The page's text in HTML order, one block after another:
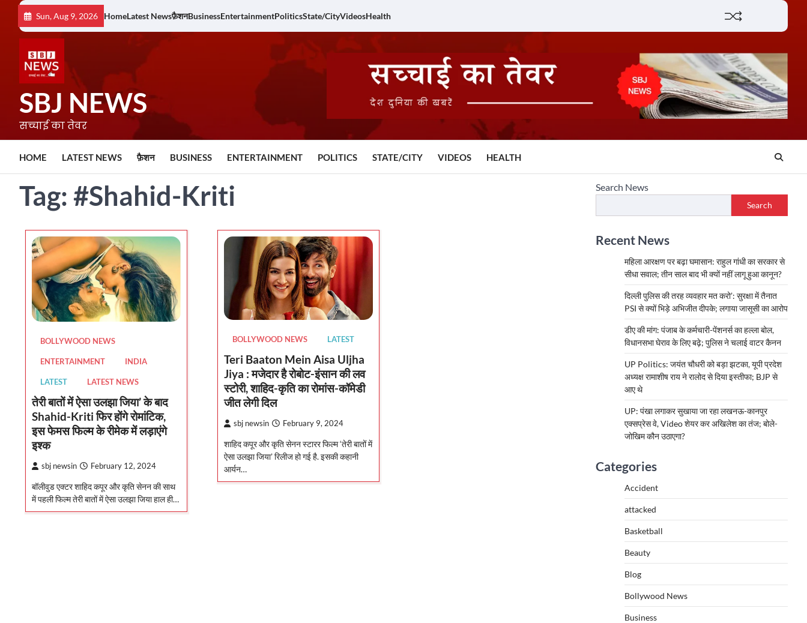
content
Sun, Aug 9, 2026 HomeLatest Newsफ़ैशनBusinessEntertainmentPoliticsState/CityVideosHealth
SBJ NEWS
सच्चाई का तेवर
HOME LATEST NEWS फ़ैशन BUSINESS ENTERTAINMENT POLITICS STATE/CITY VIDEOS HEALTH
Tag: #Shahid-Kriti
BOLLYWOOD NEWS
ENTERTAINMENT INDIA
LATEST LATEST NEWS
तेरी बातों में ऐसा उलझा जिया’ के बाद
Shahid-Kriti फिर होंगे रोमांटिक,
इस फेमस फिल्म के रीमेक में लड़ाएंगे
इश्क
sbj newsin February 12, 2024
बॉलीवुड एक्टर शाहिद कपूर और कृति सेनन की साथ
में पहली फिल्म तेरी बातों में ऐसा उलझा जिया हाल ही…
BOLLYWOOD NEWS LATEST
Teri Baaton Mein Aisa Uljha
Jiya : मजेदार है रोबोट-इंसान की लव
स्टोरी, शाहिद-कृति का रोमांस-कॉमेडी
जीत लेगी दिल
sbj newsin February 9, 2024
शाहिद कपूर और कृति सेनन स्टारर फिल्म ‘तेरी बातों में
ऐसा उलझा जिया’ रिलीज हो गई है. इसकी कहानी
आर्यन…
Search News
Search
Recent News
महिला आरक्षण पर बढ़ा घमासान: राहुल गांधी का सरकार से
सीधा सवाल; तीन साल बाद भी क्यों नहीं लागू हुआ कानून?
दिल्ली पुलिस की तरह व्यवहार मत करो’: सुरक्षा में तैनात
PSI से क्यों भिड़े अभिजीत दीपके; लगाया जासूसी का आरोप
डीए की मांग: पंजाब के कर्मचारी-पेंशनर्स का हल्ला बोल,
विधानसभा घेराव के लिए बढ़े; पुलिस ने चलाई वाटर कैनन
UP Politics: जयंत चौधरी को बड़ा झटका, यूपी प्रदेश
अध्यक्ष रामाशीष राय ने रालोद से दिया इस्तीफा; BJP से
आए थे
UP: पंखा लगाकर सुखाया जा रहा लखनऊ-कानपुर
एक्सप्रेस वे, Video शेयर कर अखिलेश का तंज; बोले-
जोखिम कौन उठाएगा?
Categories
Accident
attacked
Basketball
Beauty
Blog
Bollywood News
Business